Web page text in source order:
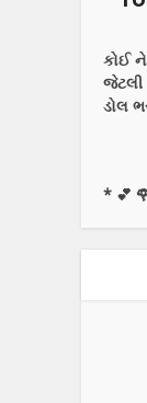
કોઈ
ડોલ
* 💕